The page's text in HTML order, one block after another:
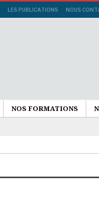
LES PUBLICATIONS NOUS
NOS FORMATIONS